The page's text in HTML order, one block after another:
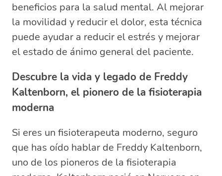
beneficios para la salud mental. Al mejorar
la movilidad y reducir el dolor, esta técnica
puede ayudar a reducir el estrés y mejorar
el estado de ánimo general del paciente.
Descubre la vida y legado de Freddy
Kaltenborn, el pionero de la fisioterapia
moderna
Si eres un fisioterapeuta moderno, seguro
que has oído hablar de Freddy Kaltenborn,
uno de los pioneros de la fisioterapia